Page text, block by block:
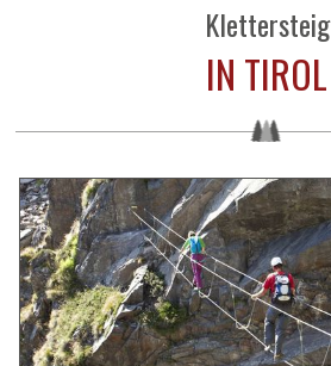
Klettersteig
IN TIROL